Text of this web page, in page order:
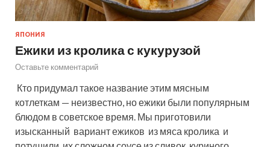
ЯПОНИЯ
Ежики из кролика с кукурузой
Оставьте комментарий
Кто придумал такое название этим мясным
котлеткам — неизвестно, но ежики были популярным
блюдом в советское время. Мы приготовили
изысканный вариант ежиков из мяса кролика и